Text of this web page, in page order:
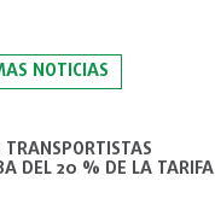
NOTICIAS
DEL 20 % DE LA TARIFA